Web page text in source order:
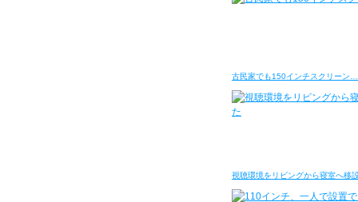
古民家でも150インチスクリーン…
視聴環境をリビングから寝室へ移